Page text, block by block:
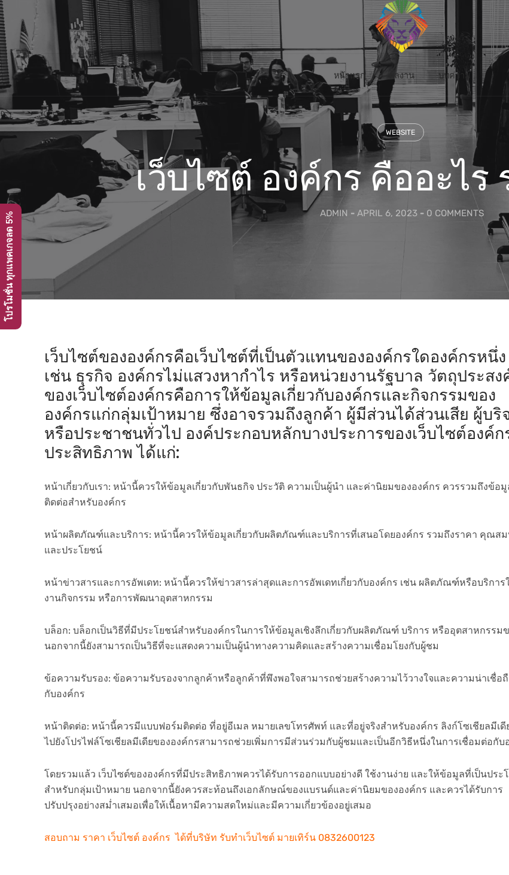
Skip
to
content
หน้าแรก ผลงาน บทความ
WEBSITE
เว็บไซต์ องค์กร คืออะไร
ADMIN - APRIL 6, 2023 - 0 COMMENTS
เว็บไซต์ขององค์กรคือเว็บไซต์ที่เป็นตัวแทนขององค์กรใดองค์กรหนึ่ง
เช่น ธุรกิจ องค์กรไม่แสวงหากำไร หรือหน่วยงานรัฐบาล วัตถุประสง
ของเว็บไซต์องค์กรคือการให้ข้อมูลเกี่ยวกับองค์กรและกิจกรรมของ
องค์กรแก่กลุ่มเป้าหมาย ซึ่งอาจรวมถึงลูกค้า ผู้มีส่วนได้ส่วนเสีย ผู้บริ
หรือประชาชนทั่วไป องค์ประกอบหลักบางประการของเว็บไซต์องค์
ประสิทธิภาพ ได้แก่:
หน้าเกี่ยวกับเรา: หน้านี้ควรให้ข้อมูลเกี่ยวกับพันธกิจ ประวัติ ความเป็นผู้นำ และค่านิยมขององค์กร ควรรวมถึงข้อมู
ติดต่อสำหรับองค์กร
หน้าผลิตภัณฑ์และบริการ: หน้านี้ควรให้ข้อมูลเกี่ยวกับผลิตภัณฑ์และบริการที่เสนอโดยองค์กร รวมถึงราคา คุณส
และประโยชน์
หน้าข่าวสารและการอัพเดท: หน้านี้ควรให้ข่าวสารล่าสุดและการอัพเดทเกี่ยวกับองค์กร เช่น ผลิตภัณฑ์หรือบริการ
งานกิจกรรม หรือการพัฒนาอุตสาหกรรม
บล็อก: บล็อกเป็นวิธีที่มีประโยชน์สำหรับองค์กรในการให้ข้อมูลเชิงลึกเกี่ยวกับผลิตภัณฑ์ บริการ หรืออุตสาหกรรม
นอกจากนี้ยังสามารถเป็นวิธีที่จะแสดงความเป็นผู้นำทางความคิดและสร้างความเชื่อมโยงกับผู้ชม
ข้อความรับรอง: ข้อความรับรองจากลูกค้าหรือลูกค้าที่พึงพอใจสามารถช่วยสร้างความไว้วางใจและความน่าเชื่อ
กับองค์กร
หน้าติดต่อ: หน้านี้ควรมีแบบฟอร์มติดต่อ ที่อยู่อีเมล หมายเลขโทรศัพท์ และที่อยู่จริงสำหรับองค์กร ลิงก์โซเชียลมีเดี
ไปยังโปรไฟล์โซเชียลมีเดียขององค์กรสามารถช่วยเพิ่มการมีส่วนร่วมกับผู้ชมและเป็นอีกวิธีหนึ่งในการเชื่อมต่อกับ
โดยรวมแล้ว เว็บไซต์ขององค์กรที่มีประสิทธิภาพควรได้รับการออกแบบอย่างดี ใช้งานง่าย และให้ข้อมูลที่เป็นประ
สำหรับกลุ่มเป้าหมาย นอกจากนี้ยังควรสะท้อนถึงเอกลักษณ์ของแบรนด์และค่านิยมขององค์กร และควรได้รับการ
ปรับปรุงอย่างสม่ำเสมอเพื่อให้เนื้อหามีความสดใหม่และมีความเกี่ยวข้องอยู่เสมอ
สอบถาม ราคา เว็บไซต์ องค์กร ได้ที่บริษัท รับทำเว็บไซต์ มายเทิร์น 0832600123
โปรโมชั่น ทุกแพคเกจลด 5%